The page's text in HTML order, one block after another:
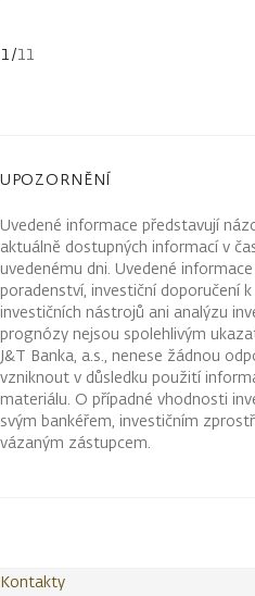
1 /11
UPOZORNĚNÍ
Uvedené informace představují
aktuálně dostupných informací v
uvedenému dni. Uvedené
poradenství, investiční doporučení
investičních nástrojů ani analýzu
prognózy nejsou spolehlivým
J&T Banka, a.s., nenese žádnou
vzniknout v důsledku použití
materiálu. O případné vhodnosti
svým bankéřem, investičním
vázaným zástupcem.
Kontakty